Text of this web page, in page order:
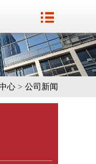
心 > 公司新闻